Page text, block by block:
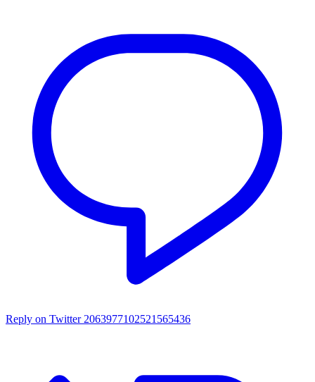
Reply on Twitter 2063977102521565436